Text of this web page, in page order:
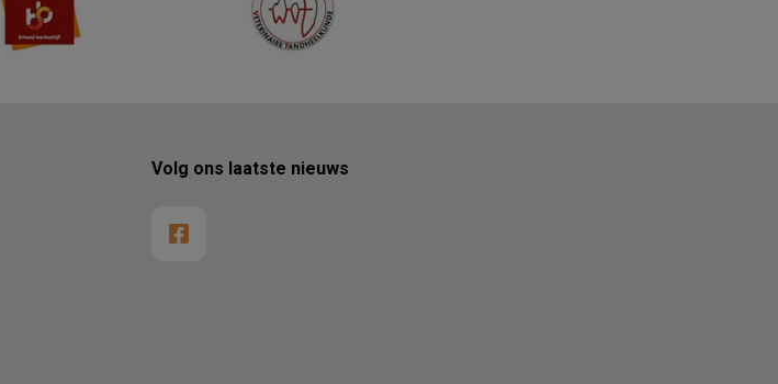
Volg ons laatste nieuws